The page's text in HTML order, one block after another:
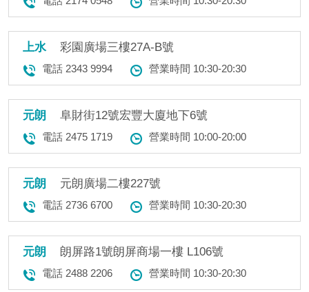
上水 彩園廣場三樓27A-B號
電話 2343 9994 營業時間 10:30-20:30
元朗 阜財街12號宏豐大廈地下6號
電話 2475 1719 營業時間 10:00-20:00
元朗 元朗廣場二樓227號
電話 2736 6700 營業時間 10:30-20:30
元朗 朗屏路1號朗屏商場一樓 L106號
電話 2488 2206 營業時間 10:30-20:30